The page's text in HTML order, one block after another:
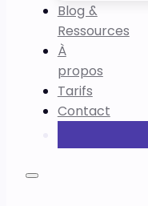
Blog &
Ressources
À
propos
Tarifs
Contact